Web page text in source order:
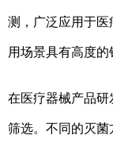
测，广泛应用于
用场景具有高度的
在医疗器械产品
筛选。不同的灭菌